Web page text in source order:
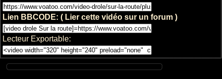
Lien BBCODE: ( Lier cette vidéo sur un forum )
Lecteur Exportable: